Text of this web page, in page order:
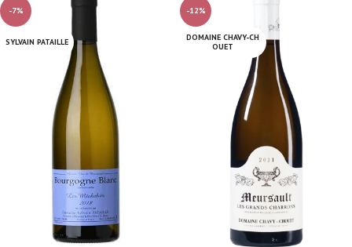
-7%
SYLVAIN PATAILLE
-12%
DOMAINE CHAVY-CH
OUET